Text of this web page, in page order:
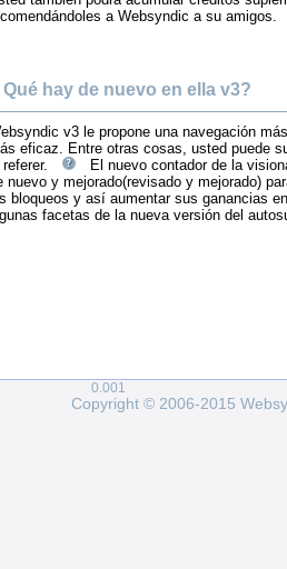
a Websyndic a su amigos.
Qué hay de nuevo en ella v3?
v3 le propone una navegación
eficaz. Entre otras cosas, usted puede
El nuevo contador de la
nuevo y mejorado(revisado y mejorado)
bloqueos y así aumentar sus ganancias
facetas de la nueva versión del
Copyright © 2006-2015
0.001